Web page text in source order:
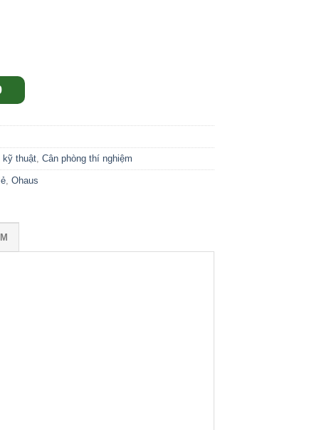
kỹ thuật Cân phòng thí nghiệm
Ohaus